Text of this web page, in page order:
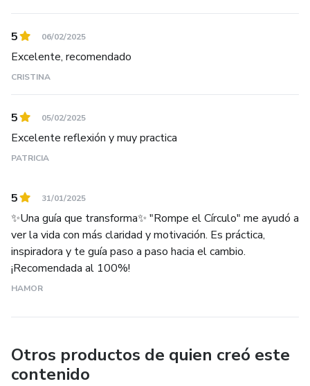
5 06/02/2025
Excelente, recomendado
CRISTINA
5 05/02/2025
Excelente reflexión y muy practica
PATRICIA
5 31/01/2025
✨Una guía que transforma✨ "Rompe el Círculo" me ayudó a
ver la vida con más claridad y motivación. Es práctica,
inspiradora y te guía paso a paso hacia el cambio.
¡Recomendada al 100%!
HAMOR
Otros productos de quien creó este
contenido